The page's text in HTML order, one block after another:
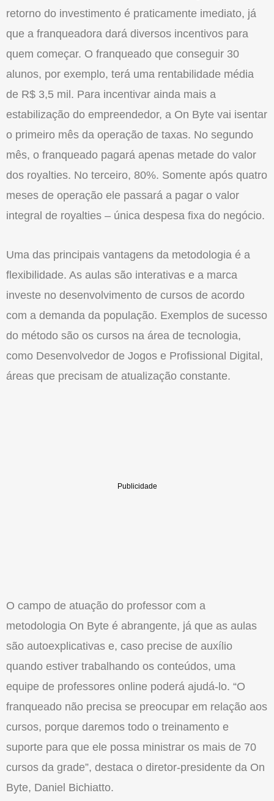
retorno do investimento é praticamente imediato, já
que a franqueadora dará diversos incentivos para
quem começar. O franqueado que conseguir 30
alunos, por exemplo, terá uma rentabilidade média
de R$ 3,5 mil. Para incentivar ainda mais a
estabilização do empreendedor, a On Byte vai isentar
o primeiro mês da operação de taxas. No segundo
mês, o franqueado pagará apenas metade do valor
dos royalties. No terceiro, 80%. Somente após quatro
meses de operação ele passará a pagar o valor
integral de royalties – única despesa fixa do negócio.
Uma das principais vantagens da metodologia é a
flexibilidade. As aulas são interativas e a marca
investe no desenvolvimento de cursos de acordo
com a demanda da população. Exemplos de sucesso
do método são os cursos na área de tecnologia,
como Desenvolvedor de Jogos e Profissional Digital,
áreas que precisam de atualização constante.
O campo de atuação do professor com a
metodologia On Byte é abrangente, já que as aulas
são autoexplicativas e, caso precise de auxílio
quando estiver trabalhando os conteúdos, uma
equipe de professores online poderá ajudá-lo. “O
franqueado não precisa se preocupar em relação aos
cursos, porque daremos todo o treinamento e
suporte para que ele possa ministrar os mais de 70
cursos da grade”, destaca o diretor-presidente da On
Byte, Daniel Bichiatto.